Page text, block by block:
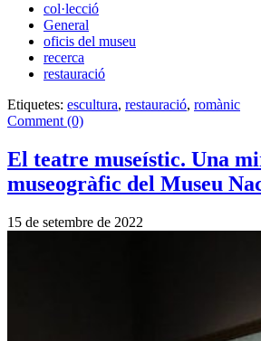
col·lecció
General
oficis del museu
recerca
restauració
Etiquetes: escultura, restauració, romànic
Comment (0)
El teatre museístic. Una
museogràfic del Museu
15 de setembre de 2022